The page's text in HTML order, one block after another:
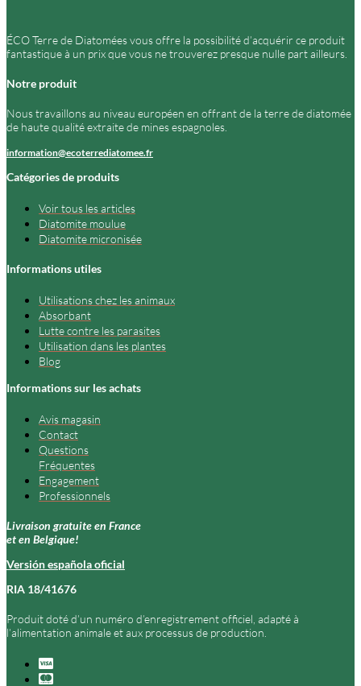
ÉCO Terre de Diatomées vous offre la possibilité d’acquérir ce produit
fantastique à un prix que vous ne trouverez presque nulle part ailleurs.
Notre produit
Nous travaillons au niveau européen en offrant de la terre de diatomée
de haute qualité extraite de mines espagnoles.
information@ecoterrediatomee.fr
Catégories de produits
Voir tous les articles
Diatomite moulue
Diatomite micronisée
Informations utiles
Utilisations chez les animaux
Absorbant
Lutte contre les parasites
Utilisation dans les plantes
Blog
Informations sur les achats
Avis magasin
Contact
Questions
Fréquentes
Engagement
Professionnels
Livraison gratuite en France
et en Belgique!
Versión española oficial
RIA 18/41676
Produit doté d’un numéro d’enregistrement officiel, adapté à
l’alimentation animale et aux processus de production.